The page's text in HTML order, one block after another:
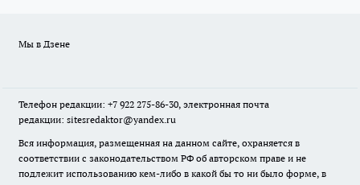
Мы в Дзене
Телефон редакции: +7 922 275-86-30, электронная почта
редакции: sitesredaktor@yandex.ru
Вся информация, размещенная на данном сайте, охраняется в
соответствии с законодательством РФ об авторском праве и не
подлежит использованию кем-либо в какой бы то ни было форме, в